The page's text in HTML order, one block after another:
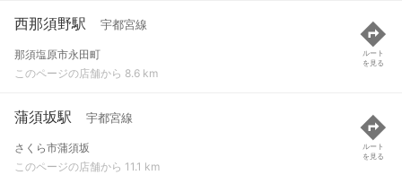
西那須野駅 宇都宮線
那須塩原市永田町
このページの店舗から 8.6 km
ルート
を見る
蒲須坂駅 宇都宮線
さくら市蒲須坂
このページの店舗から 11.1 km
ルート
を見る